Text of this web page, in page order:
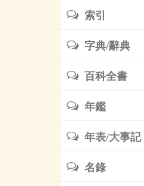
索引
字典/辭典
百科全書
年鑑
年表/大事記
名錄